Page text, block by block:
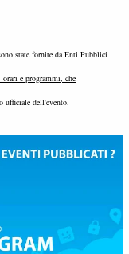
state fornite da Enti Pubblici
e programmi, che
ufficiale dell'evento.